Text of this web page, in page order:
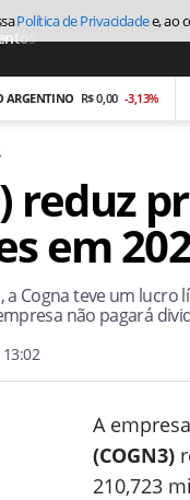
Economia
R$ 0,00 -3,13%
reduz
em
Cogna teve um lucro
não pagará
A
(COGN3)
210,723
Política de Privacidadee, ao